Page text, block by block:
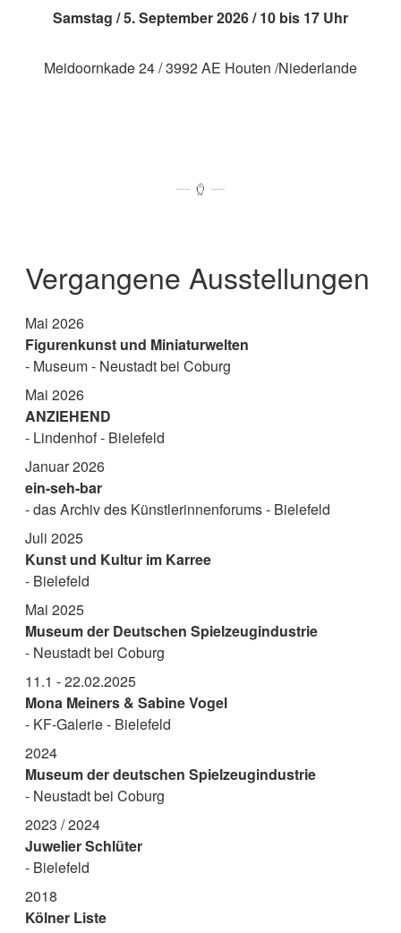
Samstag / 5. September 2026 / 10 bis 17 Uhr
Meidoornkade 24 / 3992 AE Houten /Niederlande
Vergangene Ausstellungen
Mai 2026
Figurenkunst und Miniaturwelten
- Museum - Neustadt bei Coburg
Mai 2026
ANZIEHEND
- Lindenhof - Bielefeld
Januar 2026
ein-seh-bar
- das Archiv des Künstlerinnenforums - Bielefeld
Juli 2025
Kunst und Kultur im Karree
- Bielefeld
Mai 2025
Museum der Deutschen Spielzeugindustrie
- Neustadt bei Coburg
11.1 - 22.02.2025
Mona Meiners & Sabine Vogel
- KF-Galerie - Bielefeld
2024
Museum der deutschen Spielzeugindustrie
- Neustadt bei Coburg
2023 / 2024
Juwelier Schlüter
- Bielefeld
2018
Kölner Liste